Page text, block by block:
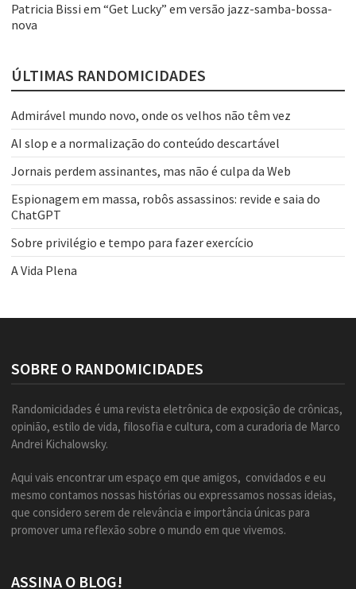
Patricia Bissi em “Get Lucky” em versão jazz-samba-bossa-
nova
ÚLTIMAS RANDOMICIDADES
Admirável mundo novo, onde os velhos não têm vez
AI slop e a normalização do conteúdo descartável
Jornais perdem assinantes, mas não é culpa da Web
Espionagem em massa, robôs assassinos: revide e saia do
ChatGPT
Sobre privilégio e tempo para fazer exercício
A Vida Plena
SOBRE O RANDOMICIDADES
Randomicidades é uma revista eletrônica de exposição de crônicas,
opinião, estilo de vida, filosofia e cultura, com a curadoria de Marco
Andrei Kichalowsky.
Aqui vais encontrar um espaço em que amigos, convidados e eu
mesmo contamos nossas histórias ou expressamos nossas ideias,
que considero serem de relevância e importância únicas para
promover uma reflexão sobre o mundo em que vivemos.
ASSINA O BLOG!